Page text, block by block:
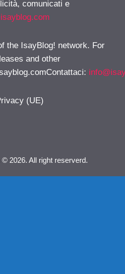
comunicati e
the IsayBlog! network. For
and other
:
(UE)
2026. All right reserverd.